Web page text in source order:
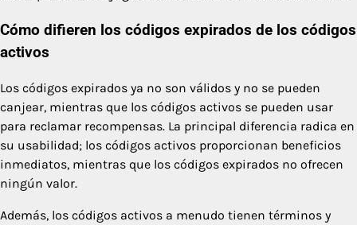
Cómo difieren los códigos expirados de los códigos
activos
Los códigos expirados ya no son válidos y no se pueden
canjear, mientras que los códigos activos se pueden usar
para reclamar recompensas. La principal diferencia radica en
su usabilidad; los códigos activos proporcionan beneficios
inmediatos, mientras que los códigos expirados no ofrecen
ningún valor.
Además, los códigos activos a menudo tienen términos y